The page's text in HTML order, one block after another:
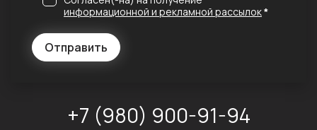
Отправить
информационной и рекламной рассылок*
+7 (980) 900-91-94